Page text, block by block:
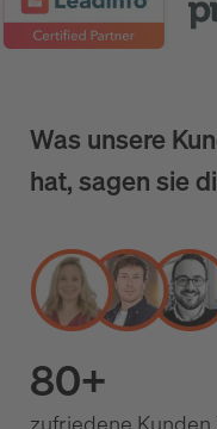
Was unsere
hat, sagen sie
80+